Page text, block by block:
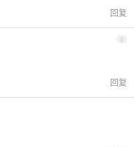
回复
4
回复